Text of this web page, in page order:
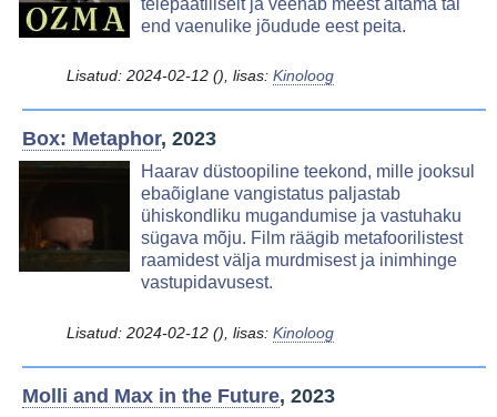
telepaatiliselt ja veenab meest aitama tal
end vaenulike jõudude eest peita.
Lisatud: 2024-02-12 (), lisas: Kinoloog
Box: Metaphor, 2023
Image
Haarav düstoopiline teekond, mille jooksul
ebaõiglane vangistatus paljastab
ühiskondliku mugandumise ja vastuhaku
sügava mõju. Film räägib metafoorilistest
raamidest välja murdmisest ja inimhinge
vastupidavusest.
Lisatud: 2024-02-12 (), lisas: Kinoloog
Molli and Max in the Future, 2023